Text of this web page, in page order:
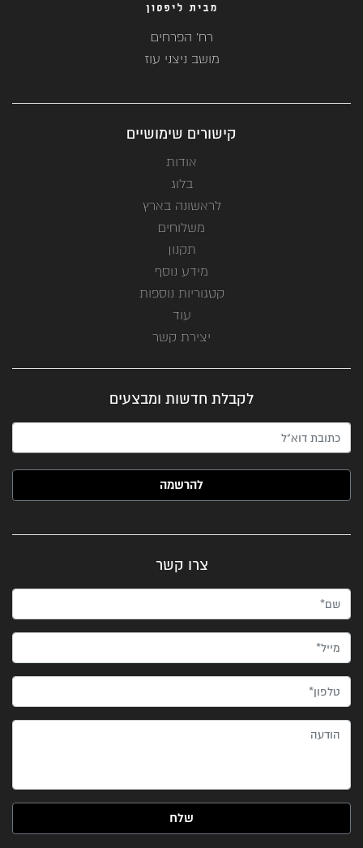
רח' הפרחים
מושב ניצני עוז
קישורים שימושיים
אודות
בלוג
לראשונה בארץ
משלוחים
תקנון
מידע נוסף
קטגוריות נוספות
עוד
יצירת קשר
לקבלת חדשות ומבצעים
האימייל שלך (חובה)
צרו קשר